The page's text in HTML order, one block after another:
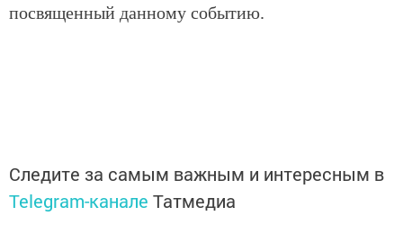
посвященный данному событию.
Следите за самым важным и интересным в
Telegram-канале Татмедиа